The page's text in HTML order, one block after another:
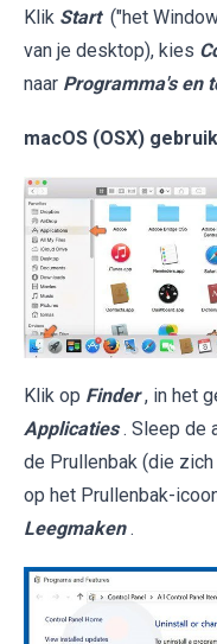
Klik Start ("het
van je desktop), kies
naar Programma's en
macOS (OSX)
Klik op Finder , in het
Applicaties . Sleep de
de Prullenbak (die
op het Prullenbak-
Leegmaken .